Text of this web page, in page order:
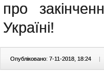
про
Україні!
Опубліковано: 7-11-2018, 18:24 |